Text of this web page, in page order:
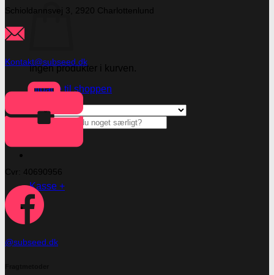
Ingen produkter i kurven.
Tilbage til shoppen
Søg
Kasse +
Schioldannsvej 3, 2920 Charlottenlund
Kontakt@subseed.dk
Cvr: 40690956
@subseed.dk